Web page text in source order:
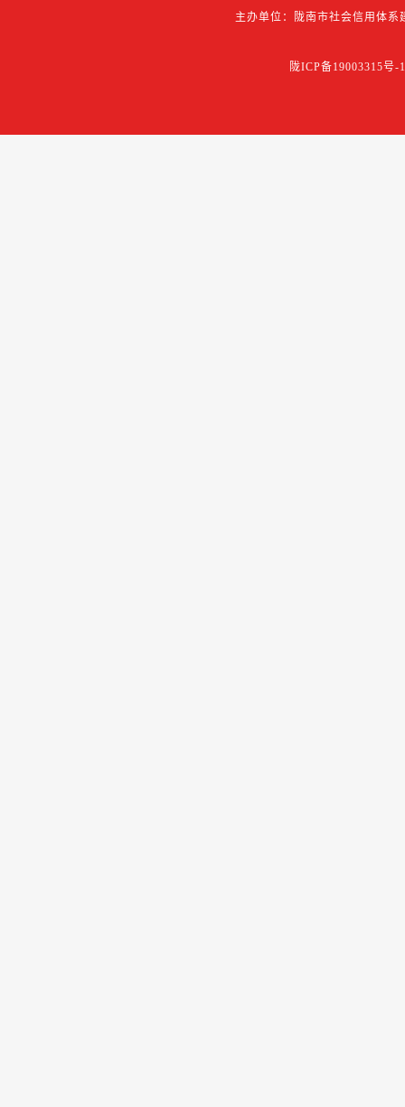
主办单位：陇南市社会信用体系
陇ICP备19003315号-1